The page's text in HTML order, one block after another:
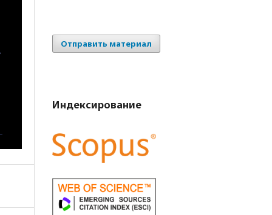
Отправить материал
Индексирование